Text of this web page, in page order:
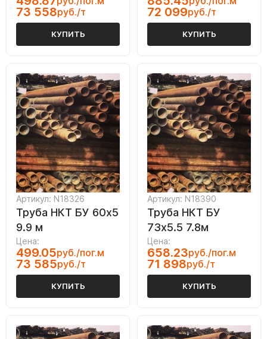
73 558руб./т
КУПИТЬ
72 099руб./т
КУПИТЬ
Артикул: N18326
Труба НКТ БУ 60х5
9.9 м
Цена:
499.05руб./пог.м
73 585руб./т
КУПИТЬ
Артикул: N18390
Труба НКТ БУ
73х5.5 7.8м
Цена:
658.23руб./пог.м
71 898руб./т
КУПИТЬ